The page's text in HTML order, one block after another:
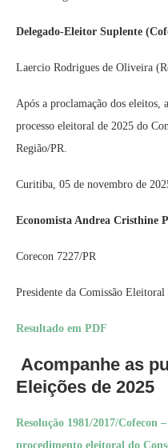
Delegado-Eleitor Suplente
Laercio Rodrigues de Oliveira
Após a proclamação dos eleitos,
processo eleitoral de 2025 do
Região/PR.
Curitiba, 05 de novembro de
Economista Andrea Cristhine
Corecon 7227/PR
Presidente da Comissão
Resultado em PDF
Acompanhe as
Eleições de 2025
Resolução 1981/2017/Cofecon
procedimento eleitoral do